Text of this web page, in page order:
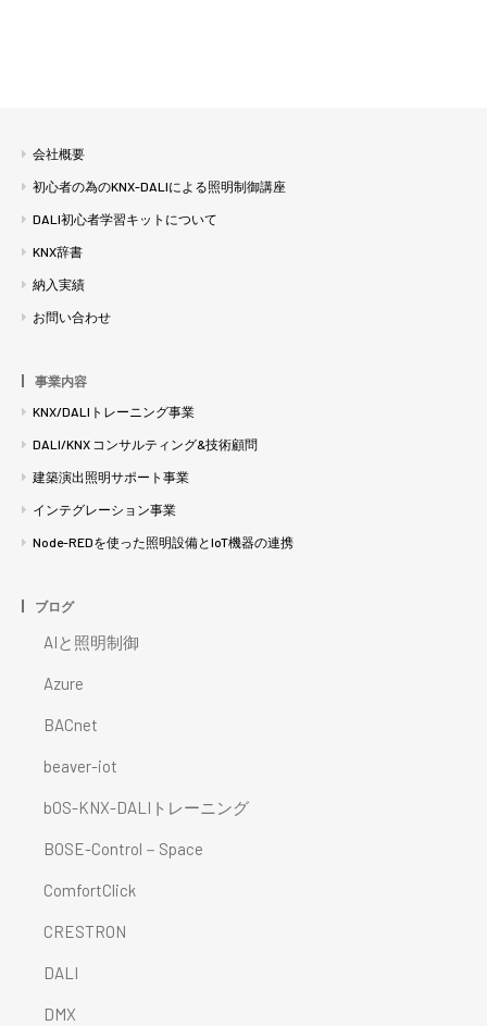
会社概要
初心者の為のKNX-DALIによる照明制御講座
DALI初心者学習キットについて
KNX辞書
納入実績
お問い合わせ
事業内容
KNX/DALIトレーニング事業
DALI/KNX コンサルティング&技術顧問
建築演出照明サポート事業
インテグレーション事業
Node-REDを使った照明設備とIoT機器の連携
ブログ
AIと照明制御
Azure
BACnet
beaver-iot
bOS-KNX-DALIトレーニング
BOSE-Control－Space
ComfortClick
CRESTRON
DALI
DMX